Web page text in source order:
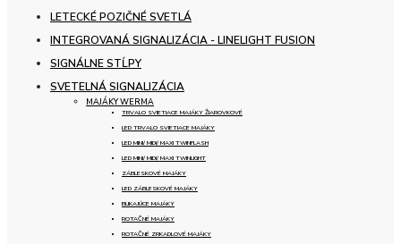
LETECKÉ POZIČNÉ SVETLÁ
INTEGROVANÁ SIGNALIZÁCIA - LINELIGHT FUSION
SIGNÁLNE STĹPY
SVETELNÁ SIGNALIZÁCIA
MAJÁKY WERMA
TRVALO SVIETIACE MAJÁKY ŽIAROVKOVÉ
LED TRVALO SVIETIACE MAJÁKY
LED MINI/ MIDI/ MAXI TWINFLASH
LED MINI/ MIDI/ MAXI TWINLIGHT
ZÁBLESKOVÉ MAJÁKY
LED ZÁBLESKOVÉ MAJÁKY
BLIKAJÚCE MAJÁKY
ROTAČNÉ MAJÁKY
ROTAČNÉ ZRKADLOVÉ MAJÁKY